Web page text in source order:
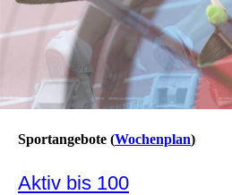
Sportangebote (Wochenplan)
Aktiv bis 100